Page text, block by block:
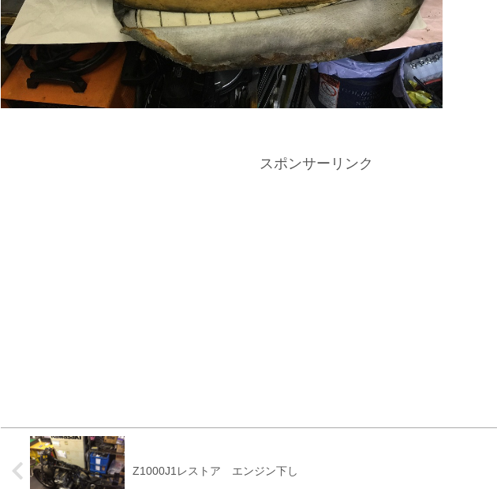
スポンサーリンク
Z1000J1レストア エンジン下し